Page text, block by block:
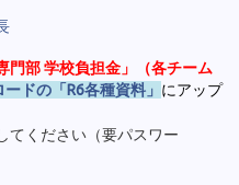
門部 学校負担金」（各チーム
ドの「R6各種資料」 にアップ
てください（要パスワー